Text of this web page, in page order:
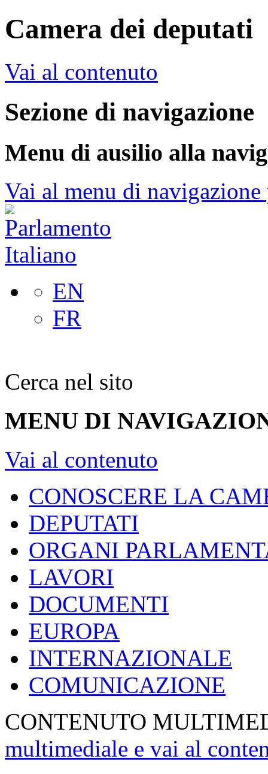
Camera dei deputati
Vai al contenuto
Sezione di navigazione
Menu di ausilio alla
Vai al menu di
EN
FR
Cerca nel sito
MENU DI
Vai al contenuto
CONOSCERE LA
DEPUTATI
ORGANI
LAVORI
DOCUMENTI
EUROPA
INTERNAZIONALE
COMUNICAZIONE
CONTENUTO
multimediale e vai al